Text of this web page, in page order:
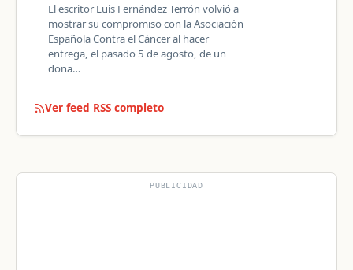
El escritor Luis Fernández Terrón volvió a
mostrar su compromiso con la Asociación
Española Contra el Cáncer al hacer
entrega, el pasado 5 de agosto, de un
dona…
Ver feed RSS completo
PUBLICIDAD